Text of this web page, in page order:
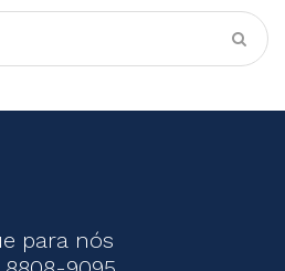
para nós